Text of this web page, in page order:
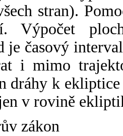
stran).
Výpočet
je časový
i mimo
dráhy k
v rovině
zákon